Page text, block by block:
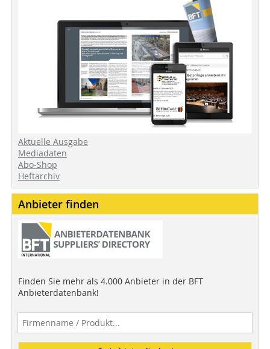
Aktuelle Ausgabe
Mediadaten
Abo-Shop
Heftarchiv
Anbieter finden
Finden Sie mehr als 4.000 Anbieter in der BFT
Anbieterdatenbank!